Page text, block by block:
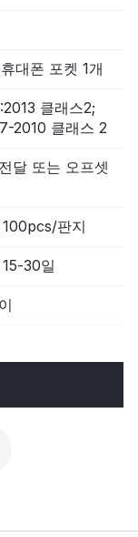
대폰 포켓 1개
클래스2;
2010 클래스 2
달 또는 오프셋
판지
30일